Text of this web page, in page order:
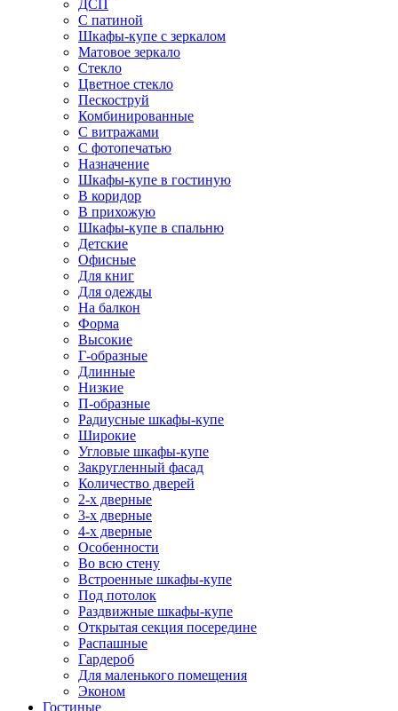
ДСП
С патиной
Шкафы-купе с зеркалом
Матовое зеркало
Стекло
Цветное стекло
Пескоструй
Комбинированные
С витражами
С фотопечатью
Назначение
Шкафы-купе в гостиную
В коридор
В прихожую
Шкафы-купе в спальню
Детские
Офисные
Для книг
Для одежды
На балкон
Форма
Высокие
Г-образные
Длинные
Низкие
П-образные
Радиусные шкафы-купе
Широкие
Угловые шкафы-купе
Закругленный фасад
Количество дверей
2-х дверные
3-х дверные
4-х дверные
Особенности
Во всю стену
Встроенные шкафы-купе
Под потолок
Раздвижные шкафы-купе
Открытая секция посередине
Распашные
Гардероб
Для маленького помещения
Эконом
Гостиные